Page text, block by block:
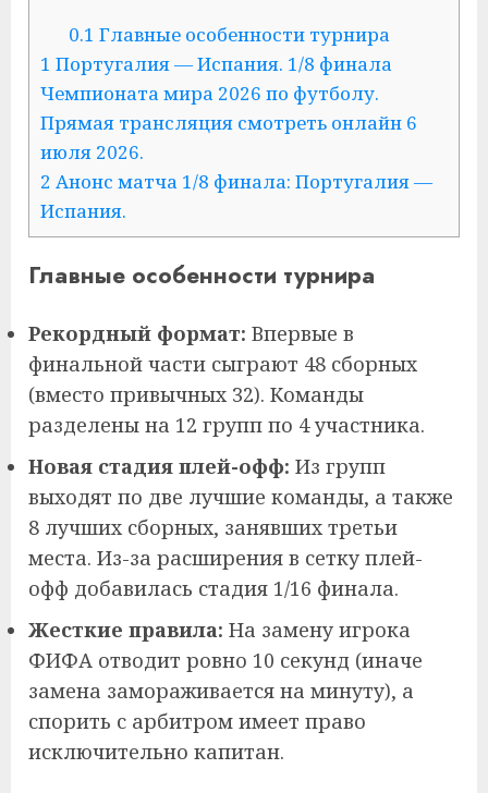
0.1 Главные особенности турнира
1 Португалия — Испания. 1/8 финала
Чемпионата мира 2026 по футболу.
Прямая трансляция смотреть онлайн 6
июля 2026.
2 Анонс матча 1/8 финала: Португалия —
Испания.
Главные особенности турнира
Рекордный формат: Впервые в
финальной части сыграют 48 сборных
(вместо привычных 32). Команды
разделены на 12 групп по 4 участника.
Новая стадия плей-офф: Из групп
выходят по две лучшие команды, а также
8 лучших сборных, занявших третьи
места. Из-за расширения в сетку плей-
офф добавилась стадия 1/16 финала.
Жесткие правила: На замену игрока
ФИФА отводит ровно 10 секунд (иначе
замена замораживается на минуту), а
спорить с арбитром имеет право
исключительно капитан.